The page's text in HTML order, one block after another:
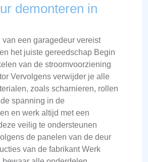
demonteren in
van een garagedeur vereist
het juiste gereedschap Begin
van de stroomvoorziening
Vervolgens verwijder je alle
zoals scharnieren, rollen
spanning in de
en werk altijd met een
veilig te ondersteunen
de panelen van de deur
van de fabrikant Werk